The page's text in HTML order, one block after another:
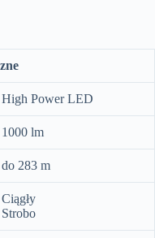
High Power LED
1000 lm
do 283 m
Ciągły
Strobo